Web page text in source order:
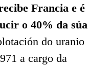
Francia e é
o 40% da súa
do uranio
a cargo da